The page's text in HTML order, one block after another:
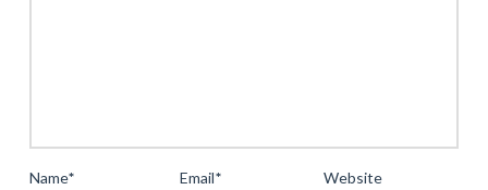
im
Data-
Name* Email* Website